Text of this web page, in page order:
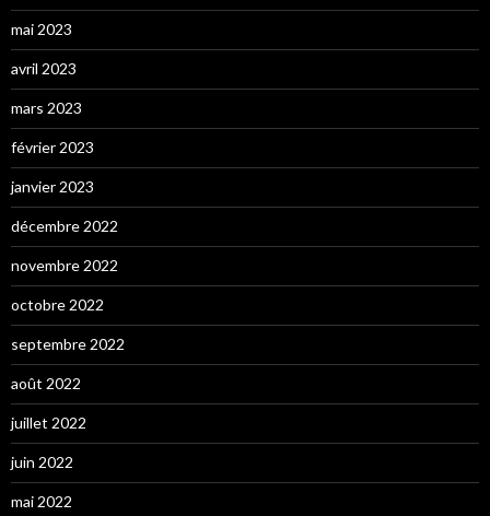
mai 2023
avril 2023
mars 2023
février 2023
janvier 2023
décembre 2022
novembre 2022
octobre 2022
septembre 2022
août 2022
juillet 2022
juin 2022
mai 2022